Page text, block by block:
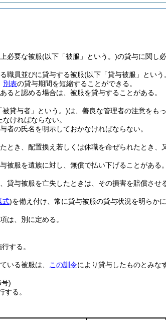
必要な被服(以下「被服」という。)の貸与に関し
職員並びに貸与する被服(以下「貸与被服」という
別表の貸与期間を短縮することができる。
ると認める場合は、被服を貸与することがある。
被貸与者」という。)は、善良な管理者の注意をも
ければならない。
者の氏名を明示しておかなければならない。
とき、配置換え若しくは休職を命ぜられたとき、
被服を遺族に対し、無償で払い下げることがある。
貸与被服を亡失したときは、その損害を賠償させ
式)を備え付け、常に貸与被服の貸与状況を明らか
は、別に定める。
する。
いる被服は、 この訓令により貸与したものとみな
)
する。